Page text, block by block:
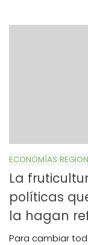
ECONOMÍAS
La
políticas
la hagan
Para cambiar